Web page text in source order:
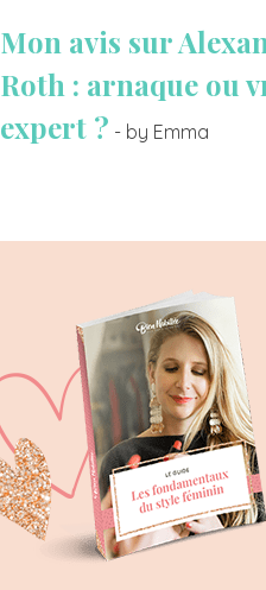
Mon avis sur
Roth : arnaque ou
expert ? - by Emma